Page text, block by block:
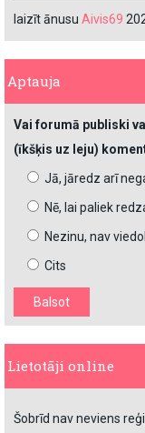
laizīt ānusu Aivis69
Aptauja
Vai forumā publiski
(īkšķis uz leju)
Jā, jāredz arī
Nē, lai paliek
Nezinu, nav
Cits
Lietotāji online
Šobrīd nav neviens